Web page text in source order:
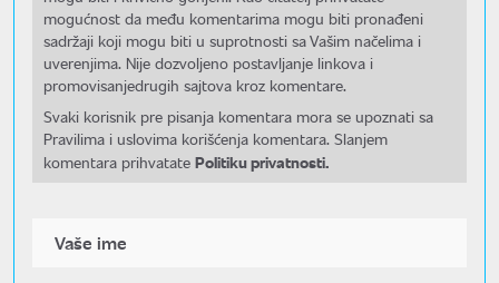
mogućnost da među komentarima mogu biti pronađeni
sadržaji koji mogu biti u suprotnosti sa Vašim načelima i
uverenjima. Nije dozvoljeno postavljanje linkova i
promovisanjedrugih sajtova kroz komentare.
Svaki korisnik pre pisanja komentara mora se upoznati sa
Pravilima i uslovima korišćenja komentara. Slanjem
komentara prihvatate Politiku privatnosti.